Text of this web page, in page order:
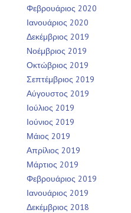
Φεβρουάριος 2020
Ιανουάριος 2020
Δεκέμβριος 2019
Νοέμβριος 2019
Οκτώβριος 2019
Σεπτέμβριος 2019
Αύγουστος 2019
Ιούλιος 2019
Ιούνιος 2019
Μάιος 2019
Απρίλιος 2019
Μάρτιος 2019
Φεβρουάριος 2019
Ιανουάριος 2019
Δεκέμβριος 2018